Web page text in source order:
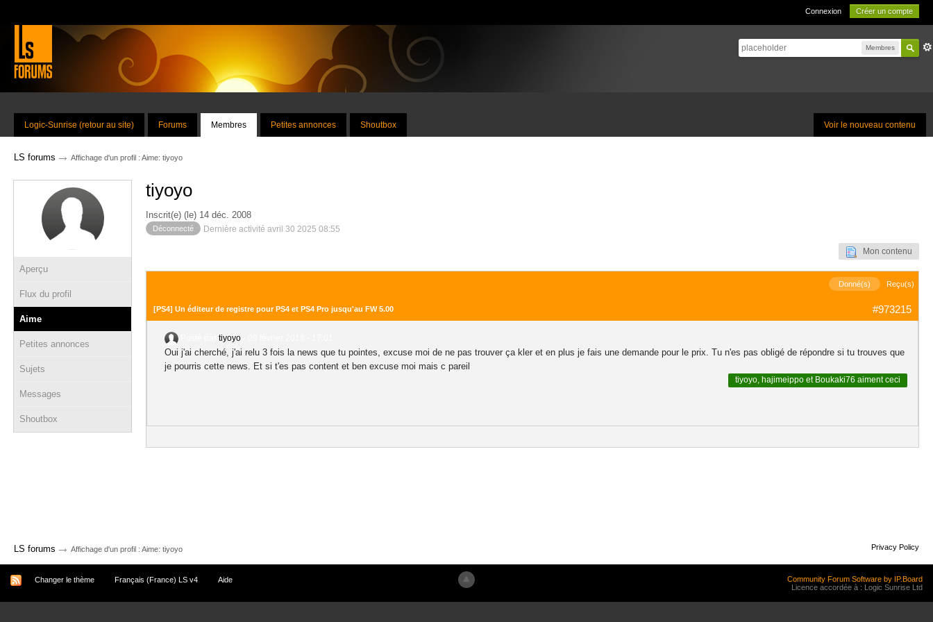
Connexion Créer un compte
Membres
Voir le nouveau contenu
Logic-Sunrise (retour au site) Forums Membres Petites annonces Shoutbox
LS forums → Affichage d'un profil : Aime: tiyoyo
Aperçu
Flux du profil
Aime
Petites annonces
Sujets
Messages
Shoutbox
tiyoyo
Inscrit(e) (le) 14 déc. 2008
Déconnecté Dernière activité avril 30 2025 08:55
Mon contenu
Donné(s) Reçu(s)
#973215
[PS4] Un éditeur de registre pour PS4 et PS4 Pro jusqu'au FW 5.00
tiyoyo
Oui j'ai cherché, j'ai relu 3 fois la news que tu pointes, excuse moi de ne pas trouver ça kler et en plus je fais une demande pour le prix. Tu n'es pas obligé de répondre si tu trouves que
je pourris cette news. Et si t'es pas content et ben excuse moi mais c pareil
tiyoyo, hajimeippo et Boukaki76 aiment ceci
LS forums → Affichage d'un profil : Aime: tiyoyo Privacy Policy
Changer le thème Français (France) LS v4 Aide
Community Forum Software by IP.Board
Licence accordée à : Logic Sunrise Ltd